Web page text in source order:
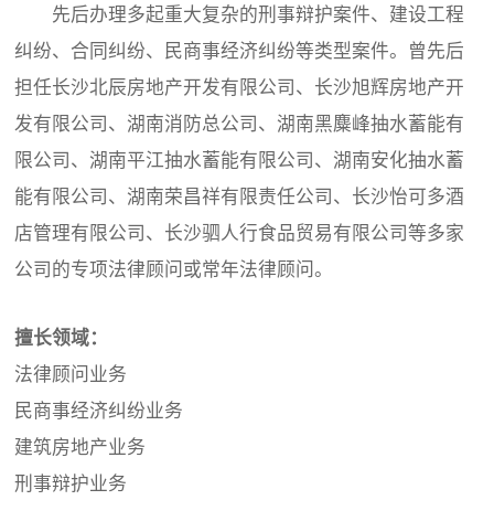
先后办理多起重大复杂的刑事辩护案件、建设工程
纠纷、合同纠纷、民商事经济纠纷等类型案件。曾先后
担任长沙北辰房地产开发有限公司、长沙旭辉房地产开
发有限公司、湖南消防总公司、湖南黑麋峰抽水蓄能有
限公司、湖南平江抽水蓄能有限公司、湖南安化抽水蓄
能有限公司、湖南荣昌祥有限责任公司、长沙怡可多酒
店管理有限公司、长沙驷人行食品贸易有限公司等多家
公司的专项法律顾问或常年法律顾问。
擅长领域：
法律顾问业务
民商事经济纠纷业务
建筑房地产业务
刑事辩护业务